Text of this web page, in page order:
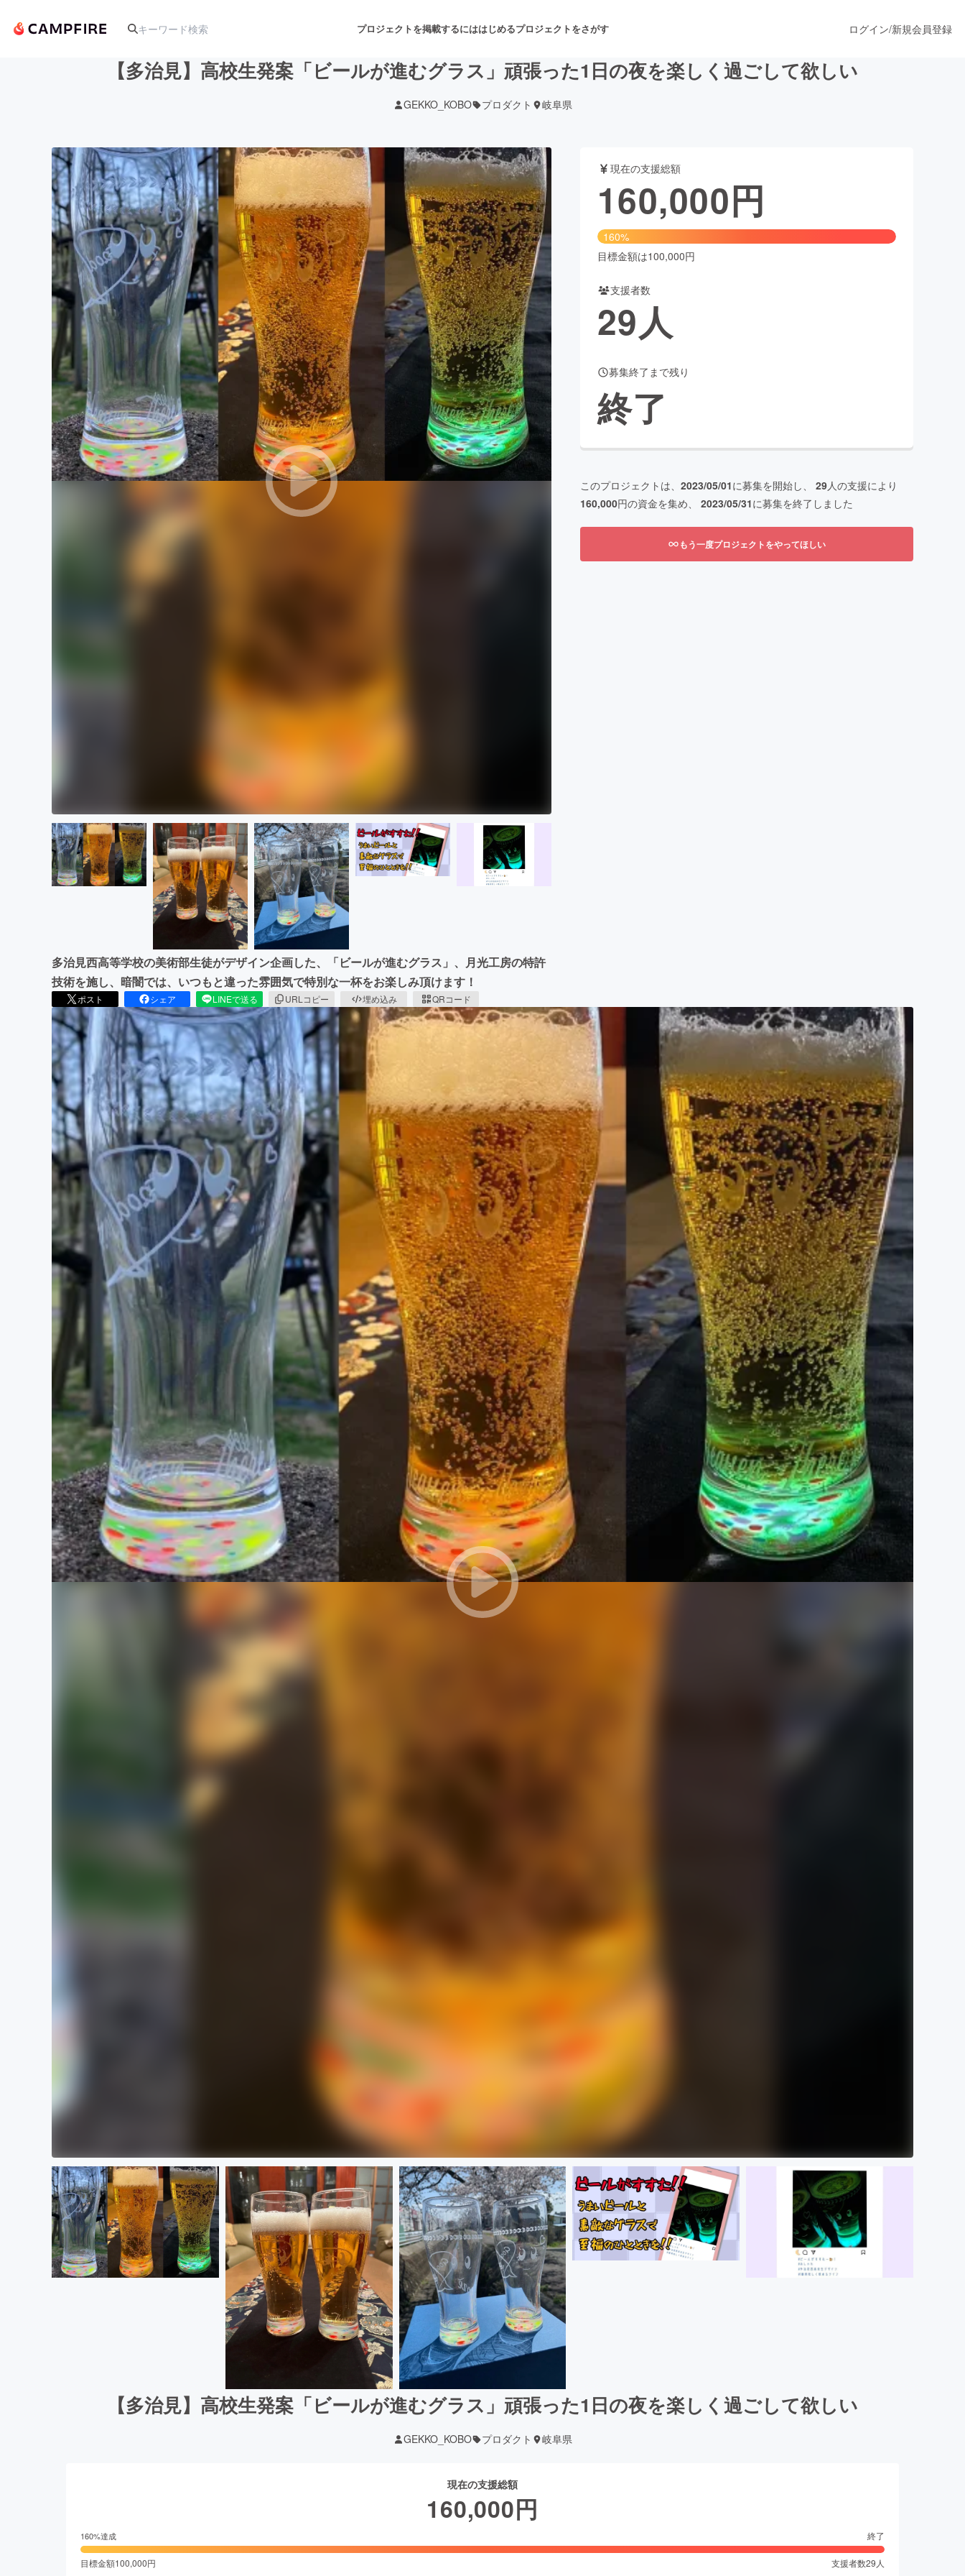
プロジェクトを掲載するにははじめるプロジェクトをさがす
アート・写真 音楽 舞台・パフォーマンス
テクノロジー・ガジェット ゲーム・サービス開発 フード・飲食店 ファッション
映像・映画 書籍・雑誌出版 アニメ・漫画
ビジネス・起業 チャレンジ ビューティー・ヘルスケア
まちづくり・地域活性化
CAMPFIRE for Social GoodCAMPFIRE Creation
CAMPFIREふるさと納税machi-ya コミュニティ
ログイン/新規会員登録
【多治見】高校生発案「ビールが進むグラス」頑張った1日の夜を楽しく過ごして欲しい
GEKKO_KOBO プロダクト 岐阜県
多治見西高等学校の美術部生徒がデザイン企画した、「ビールが進むグラス」、月光工房の特許
技術を施し、暗闇では、いつもと違った雰囲気で特別な一杯をお楽しみ頂けます！
ポスト シェア LINEで送る URLコピー 埋め込み QRコード
現在の支援総額
160,000円
160%
目標金額は100,000円
支援者数
29人
募集終了まで残り
終了
このプロジェクトは、 2023/05/01に募集を開始し、 29人の支援により
160,000円の資金を集め、 2023/05/31に募集を終了しました
もう一度プロジェクトをやってほしい
【多治見】高校生発案「ビールが進むグラス」頑張った1日の夜を楽しく過ごして欲しい
GEKKO_KOBO プロダクト 岐阜県
現在の支援総額
160,000円
160%達成 終了
目標金額100,000円 支援者数29 人